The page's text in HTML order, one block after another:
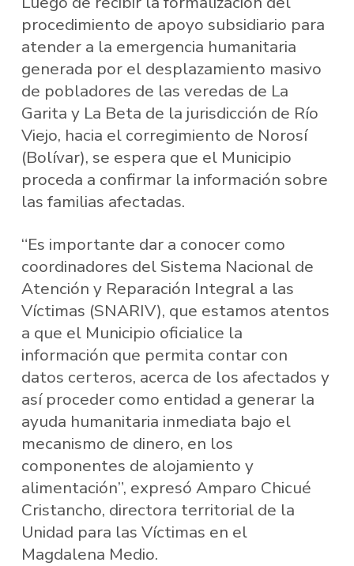
procedimiento de apoyo subsidiario para
atender a la emergencia humanitaria
generada por el desplazamiento masivo
de pobladores de las veredas de La
Garita y La Beta de la jurisdicción de Río
Viejo, hacia el corregimiento de Norosí
(Bolívar), se espera que el Municipio
proceda a confirmar la información sobre
las familias afectadas.
“Es importante dar a conocer como
coordinadores del Sistema Nacional de
Atención y Reparación Integral a las
Víctimas (SNARIV), que estamos atentos
a que el Municipio oficialice la
información que permita contar con
datos certeros, acerca de los afectados y
así proceder como entidad a generar la
ayuda humanitaria inmediata bajo el
mecanismo de dinero, en los
componentes de alojamiento y
alimentación”, expresó Amparo Chicué
Cristancho, directora territorial de la
Unidad para las Víctimas en el
Magdalena Medio.